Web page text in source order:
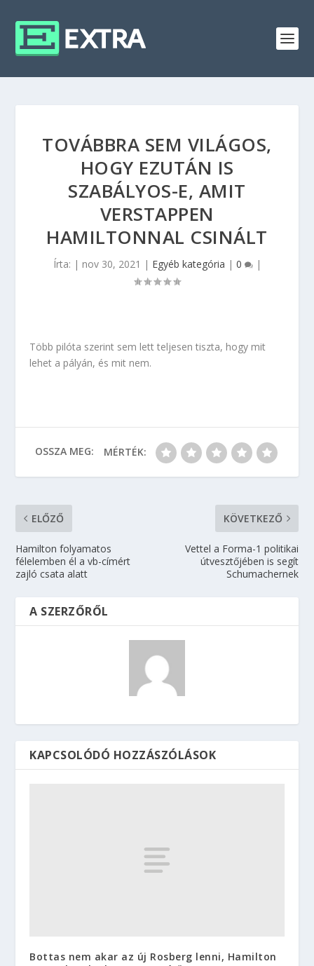
TOVÁBBRA SEM VILÁGOS,
HOGY EZUTÁN IS
SZABÁLYOS-E, AMIT
VERSTAPPEN
HAMILTONNAL CSINÁLT
Írta: | nov 30, 2021 | Egyéb kategória | 0 |
Több pilóta szerint sem lett teljesen tiszta, hogy mit
lehet a pályán, és mit nem.
OSSZA MEG: MÉRTÉK:
ELŐZŐ
Hamilton folyamatos
félelemben él a vb-címért
zajló csata alatt
KÖVETKEZŐ
Vettel a Forma-1 politikai
útvesztőjében is segít
Schumachernek
A SZERZŐRŐL
KAPCSOLÓDÓ HOZZÁSZÓLÁSOK
Bottas nem akar az új Rosberg lenni, Hamilton